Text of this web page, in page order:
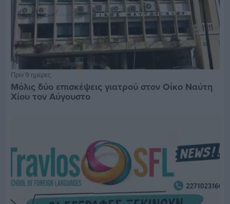
Πριν 9 ημέρες
Μόλις δύο επισκέψεις γιατρού στον Οίκο Ναύτη
Χίου τον Αύγουστο